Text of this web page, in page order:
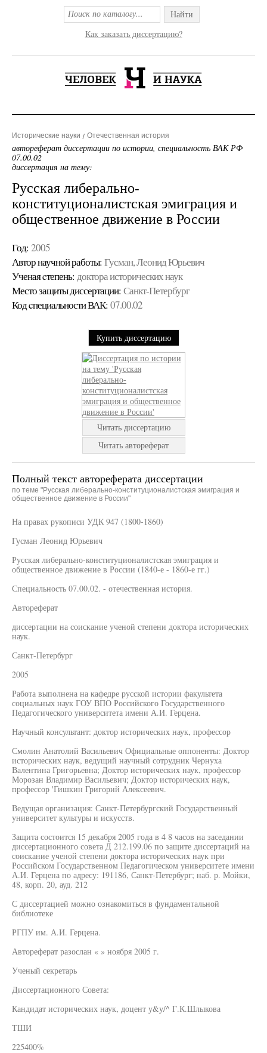
Найти
Как заказать диссертацию?
Исторические науки Отечественная история
автореферат диссертации по истории, специальность ВАК РФ
07.00.02
диссертация на тему:
Русская либерально-
конституционалистская эмиграция и
общественное движение в России
Год: 2005
Автор научной работы: Гусман, Леонид Юрьевич
Ученая cтепень: доктора исторических наук
Место защиты диссертации: Санкт-Петербург
Код cпециальности ВАК: 07.00.02
Купить диссертацию
Читать диссертацию
Читать автореферат
Полный текст автореферата диссертации
по теме "Русская либерально-конституционалистская эмиграция и
общественное движение в России"
На правах рукописи УДК 947 (1800-1860)
Гусман Леонид Юрьевич
Русская либерально-конституционалистская эмиграция и
общественное движение в России (1840-е - 1860-е гг.)
Специальность 07.00.02. - отечественная история.
Автореферат
диссертации на соискание ученой степени доктора исторических
наук.
Санкт-Петербург
2005
Работа выполнена на кафедре русской истории факультета
социальных наук ГОУ ВПО Российского Государственного
Педагогического университета имени А.И. Герцена.
Научный консультант: доктор исторических наук, профессор
Смолин Анатолий Васильевич Официальные оппоненты: Доктор
исторических наук, ведущий научный сотрудник Чернуха
Валентина Григорьевна; Доктор исторических наук, профессор
Морозан Владимир Васильевич; Доктор исторических наук,
профессор 'Гишкин Григорий Алексеевич.
Ведущая организация: Санкт-Петербургский Государственный
университет культуры и искусств.
Защита состоится 15 декабря 2005 года в 4 8 часов на заседании
диссертационного совета Д 212.199.06 по защите диссертаций на
соискание ученой степени доктора исторических наук при
Российском Государственном Педагогическом университете имени
А.И. Герцена по адресу: 191186, Санкт-Петербург; наб. р. Мойки,
48, корп. 20, ауд. 212
С диссертацией можно ознакомиться в фундаментальной
библиотеке
РГПУ им. А.И. Герцена.
Автореферат разослан « » ноября 2005 г.
Ученый секретарь
Диссертационного Совета:
Кандидат исторических наук, доцент у&у/^ Г.К.Шлыкова
ТШИ
225400%